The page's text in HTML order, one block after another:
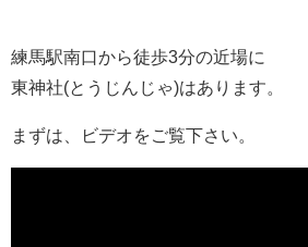
練馬駅南口から徒歩3分の近場に
東神社(とうじんじゃ)はあります。
まずは、ビデオをご覧下さい。